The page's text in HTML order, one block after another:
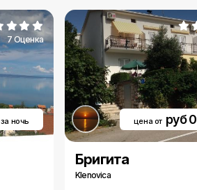
7 Оценка
за ночь цена от руб 0
Бригита
Klenovica